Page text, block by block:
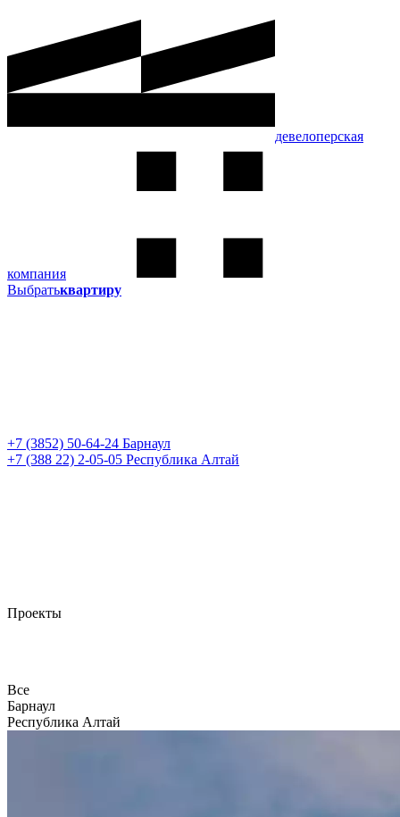
девелоперская
компания
Выбратьквартиру
+7 (3852) 50-64-24 Барнаул
+7 (388 22) 2-05-05 Республика Алтай
Проекты
Все
Барнаул
Республика Алтай